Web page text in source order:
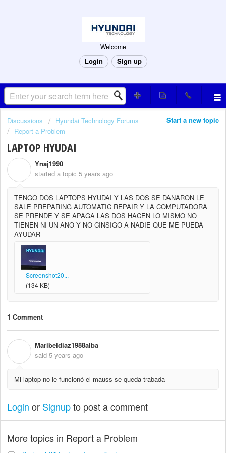
Welcome
Login Sign up
Start a new topic
Discussions
Hyundai Technology Forums
Report a Problem
LAPTOP HYUDAI
Ynaj1990
started a topic 5 years ago
TENGO DOS LAPTOPS HYUDAI Y LAS DOS SE DANARON LE
SALE PREPARING AUTOMATIC REPAIR Y LA COMPUTADORA
SE PRENDE Y SE APAGA LAS DOS HACEN LO MISMO NO
TIENEN NI UN ANO Y NO CINSIGO A NADIE QUE ME PUEDA
AYUDAR
Screenshot20...
(134 KB)
1 Comment
Maribeldiaz1988alba
said 5 years ago
Mi laptop no le funcionó el mauss se queda trabada
Login or Signupto post a comment
More topics in Report a Problem